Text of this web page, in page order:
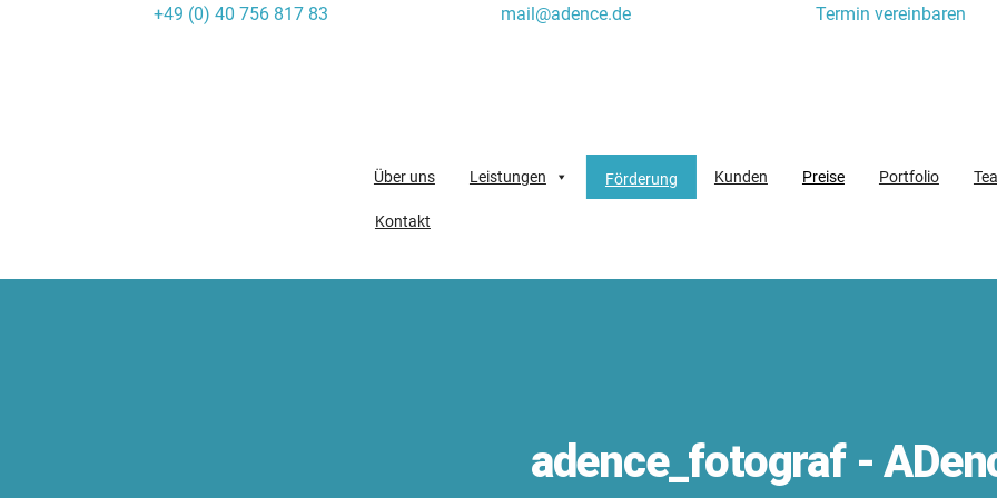
+49 (0) 40 756 817 83 mail@adence.de
Termin vereinbaren
Über uns Leistungen Förderung Kunden Preise Portfolio
Kontakt
adence_fotograf -